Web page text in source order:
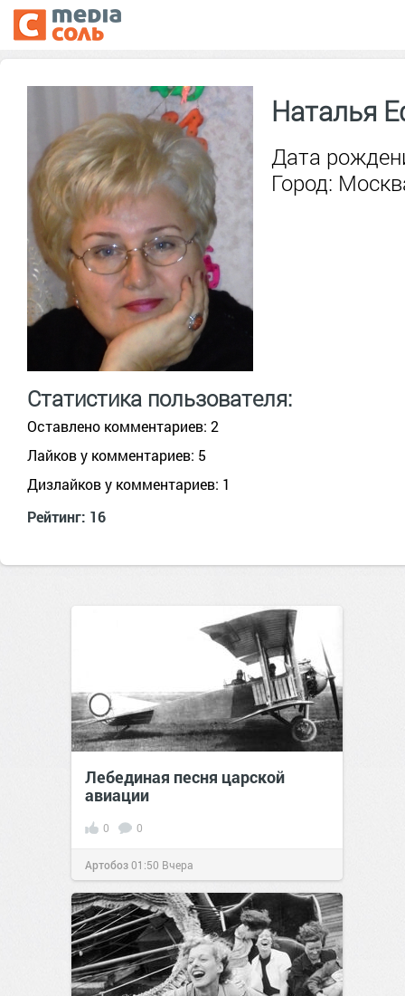
Наталья
Дата
Город:
Статистика пользователя:
Оставлено комментариев: 2
Лайков у комментариев: 5
Дизлайков у комментариев: 1
Рейтинг: 16
Лебединая песня царской
авиации
0 0
Артобоз01:50 Вчера